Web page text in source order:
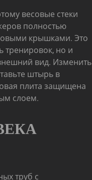
весовые стеки
полностью
крышками. Это
тренировок, но и
вид. Изменить
штырь в
плита защищена
слоем.
труб с